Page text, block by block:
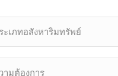
ะเภทอสังหาริมทรัพย์
ามต้องการ